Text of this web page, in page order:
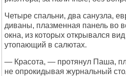
Четыре спальни, два санузла,
диваны, плазменная панель во
окна, из которых открывался
утопающий в салютах.
— Красота, — протянул Паша,
не опрокидывая журнальный